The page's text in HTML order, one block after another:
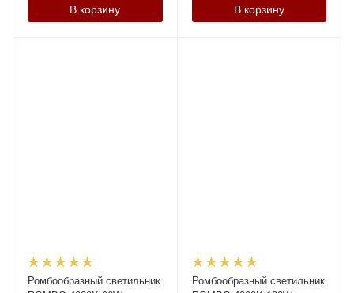
В корзину В корзину
Ромбообразный светильник
Ромбообразный светильник